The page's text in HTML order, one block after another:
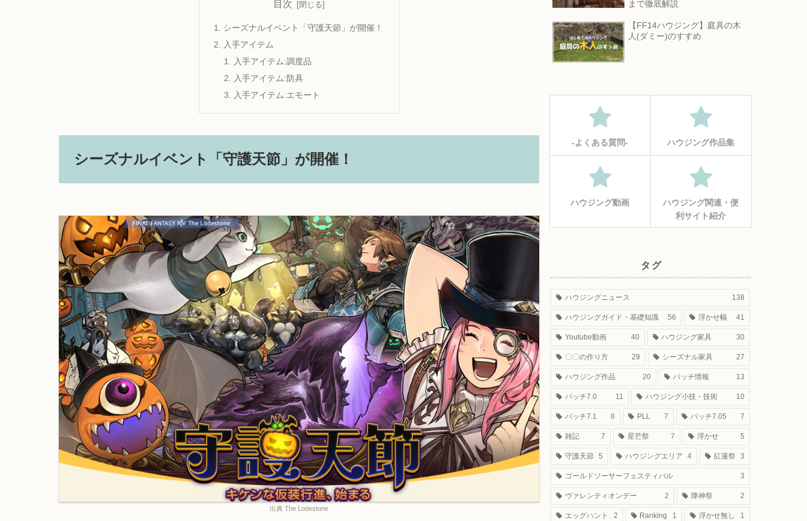
目次
シーズナルイベント「守護天節」が開催！
入手アイテム
入手アイテム:調度品
入手アイテム:防具
入手アイテム:エモート
シーズナルイベント「守護天節」が開催！
出典 The Lodestone
まで徹底解説
【FF14ハウジング】庭具の木
人(ダミー)のすすめ
‐よくある質問‐ ハウジング作品集
ハウジング動画
ハウジング関連・便
利サイト紹介
タグ
ハウジングニュース 138
ハウジングガイド・基礎知識 56 浮かせ幅 41
Youtube動画 40 ハウジング家具 30
〇〇の作り方 29 シーズナル家具 27
ハウジング作品 20 パッチ情報 13
パッチ7.0 11 ハウジング小技・技術 10
パッチ7.1 8 PLL 7 パッチ7.05 7
雑記 7 星芒祭 7 浮かせ 5
守護天節 5 ハウジングエリア 4 紅蓮祭 3
ゴールドソーサーフェスティバル 3
ヴァレンティオンデー 2 降神祭 2
エッグハント 2 Ranking 1 浮かせ無し 1